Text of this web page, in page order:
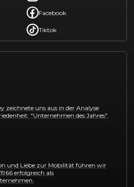
Facebook
Tiktok
zeichnete uns aus in der Analyse
"Unternehmen des Jahres".
und Liebe zur Mobilität führen wir
erfolgreich als